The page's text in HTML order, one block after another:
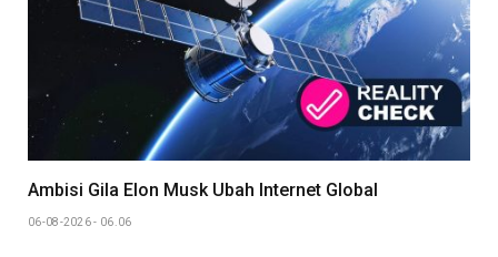
Ambisi Gila Elon Musk Ubah Internet Global
06-08-2026 - 06.06